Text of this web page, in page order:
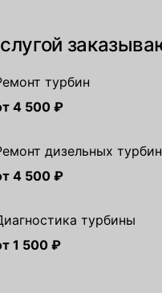
турбин
4 500 ₽
дизельных турбин
4 500 ₽
турбины
1 500 ₽